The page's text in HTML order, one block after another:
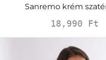
Sanremo krém
18,990 Ft